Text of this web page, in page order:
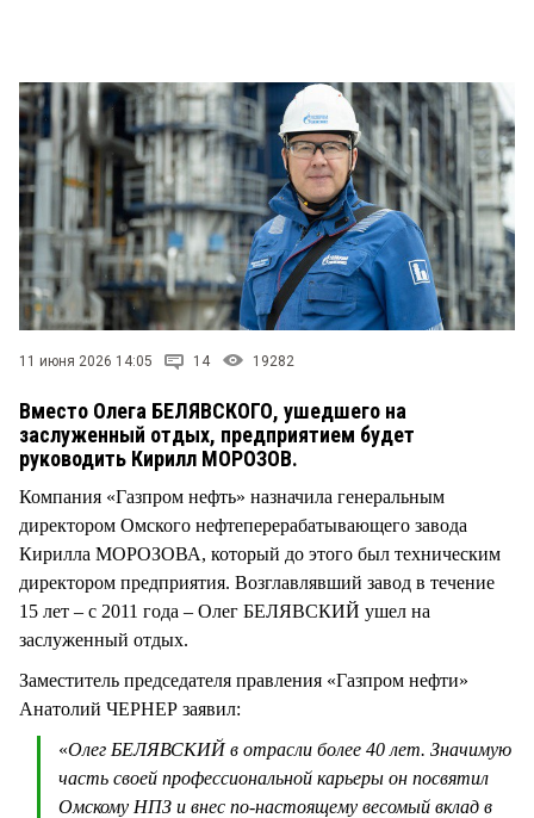
11 июня 2026 14:05 14 19282
Вместо Олега БЕЛЯВСКОГО, ушедшего на
заслуженный отдых, предприятием будет
руководить Кирилл МОРОЗОВ.
Компания «Газпром нефть» назначила генеральным
директором Омского нефтеперерабатывающего завода
Кирилла МОРОЗОВА, который до этого был техническим
директором предприятия. Возглавлявший завод в течение
15 лет – с 2011 года – Олег БЕЛЯВСКИЙ ушел на
заслуженный отдых.
Заместитель председателя правления «Газпром нефти»
Анатолий ЧЕРНЕР заявил:
«Олег БЕЛЯВСКИЙ в отрасли более 40 лет. Значимую
часть своей профессиональной карьеры он посвятил
Омскому НПЗ и внес по-настоящему весомый вклад в